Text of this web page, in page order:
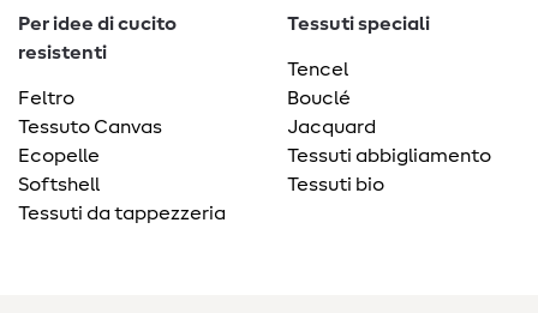
Per idee di cucito
resistenti
Feltro
Tessuto Canvas
Ecopelle
Softshell
Tessuti da tappezzeria
Tessuti speciali
Tencel
Bouclé
Jacquard
Tessuti abbigliamento
Tessuti bio